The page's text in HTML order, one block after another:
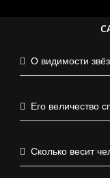
О видимости
Его величество
Сколько весит